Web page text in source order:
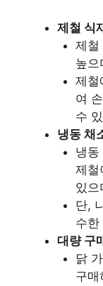
제철 식
제철
높으
제철
여
수
냉동 채
냉동
제철
있으
단,
수한
대량 구
닭
구매